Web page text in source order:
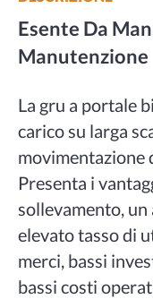
Esente Da
Manutenzione
La gru a portale
carico su larga
movimentazione
Presenta i
sollevamento, un
elevato tasso di
merci, bassi
bassi costi